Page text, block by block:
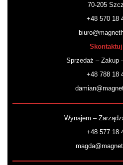
70-205
+48 570 18
Sprzedaż – Zakup
+48 788 18
Wynajem –
+48 577 18